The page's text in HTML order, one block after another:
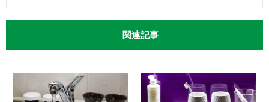
関連記事